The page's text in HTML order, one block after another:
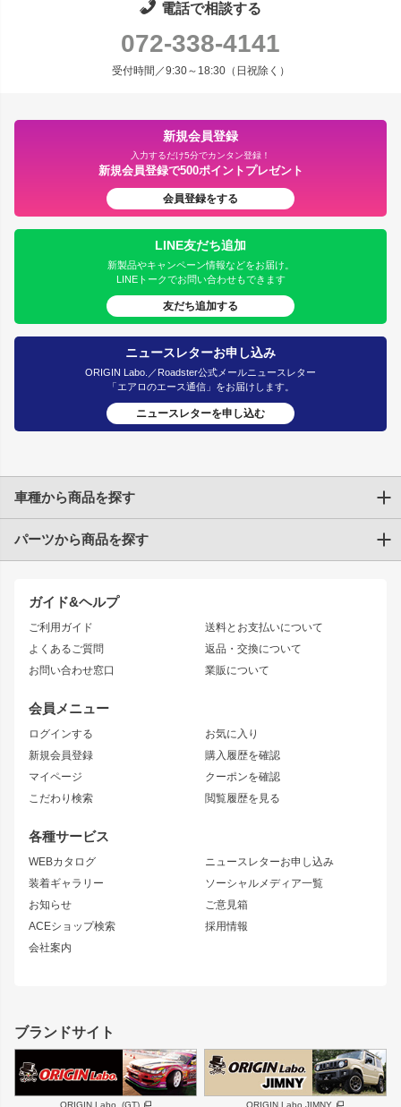
電話で相談する
072-338-4141
受付時間／9:30～18:30（日祝除く）
新規会員登録
入力するだけ5分でカンタン登録！
新規会員登録で500ポイントプレゼント
会員登録をする
LINE友だち追加
新製品やキャンペーン情報などをお届け。
LINEトークでお問い合わせもできます
友だち追加する
ニュースレターお申し込み
ORIGIN Labo.／Roadster公式メールニュースレター
「エアロのエース通信」をお届けします。
ニュースレターを申し込む
ガイド&ヘルプ
ご利用ガイド
よくあるご質問
お問い合わせ窓口
送料とお支払いについて
返品・交換について
業販について
会員メニュー
ログインする
新規会員登録
マイページ
こだわり検索
お気に入り
購入履歴を確認
クーポンを確認
閲覧履歴を見る
各種サービス
WEBカタログ
装着ギャラリー
お知らせ
ACEショップ検索
会社案内
ニュースレターお申し込み
ソーシャルメディア一覧
ご意見箱
採用情報
車種から商品を探す
トヨタ
JZX90 CHASER
JZX110 MARK II
JZX100 MARK II
JZX90 MARK II
トレノ
マークX
アリスト
ソアラ
アルテッツァ
ニッサン
S15 シルビア
S14 シルビア 後期
S13 シルビア
180SX
シルエイティ
ワンビア
ローレル
セフィーロ
キャラバン
スズキ
GS350
SC
スバル 三菱
パーツから商品を探す
エアロシリーズ
ドリフトライン
風神
雷神
レーシングライン
アタックライン
ストリームライン
リアウイング
ジムニーパーツ
ホイール
MUD-S7
MUD-SR7
まつど家 鉄漢
ボンネット
フェンダー
サイドパーツ
リアゲート
メンテナンスパーツ
ブランドサイト
ORIGIN Labo. (GT) ORIGIN Labo.JIMNY